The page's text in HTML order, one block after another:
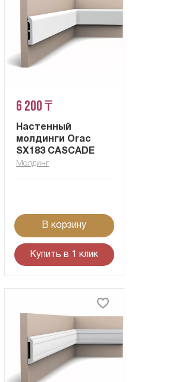
6 200 ₸
Настенный
молдинги Orac
SX183 CASCADE
Молдинг
В корзину
Купить в 1 клик